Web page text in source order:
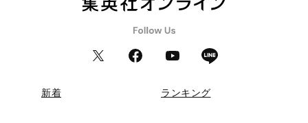
新着 ランキング